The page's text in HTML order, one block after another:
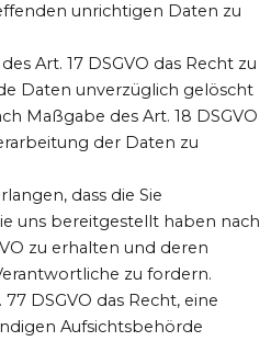
unrichtigen Daten zu
Art. 17 DSGVO das Recht zu
Daten unverzüglich gelöscht
Maßgabe des Art. 18 DSGVO
der Daten zu
dass die Sie
uns bereitgestellt haben nach
zu erhalten und deren
zu fordern.
DSGVO das Recht, eine
Aufsichtsbehörde